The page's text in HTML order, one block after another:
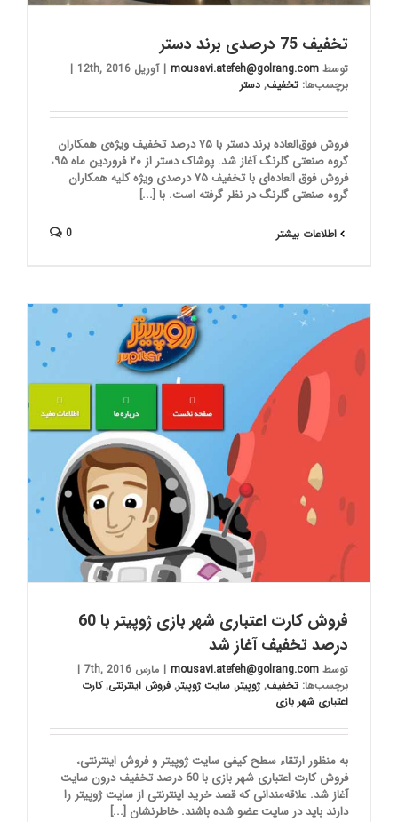
تخفیف 75 درصدی برند دستر
توسط mousavi.atefeh@golrang.com
| آوریل 12th, 2016
|
برچسب‌ها: تخفیف, دستر
فروش فوق‌العاده برند دستر با ۷۵ درصد تخفیف ویژه‌ی همکاران
گروه صنعتی گلرنگ آغاز شد. پوشاک دستر از ۲۰ فروردین ماه ۹۵،
فروش فوق العاده‌ای با تخفیف ۷۵ درصدی ویژه کلیه همکاران
گروه صنعتی گلرنگ در نظر گرفته است. با [...]
اطلاعات بیشتر 0
فروش کارت اعتباری شهر بازی ژوپیتر با 60
درصد تخفیف آغاز شد
توسط mousavi.atefeh@golrang.com
| مارس 7th, 2016
|
برچسب‌ها: تخفیف, ژوپیتر, سایت ژوپیتر, فروش اینترنتی,کارت
اعتباری شهر بازی
به منظور ارتقاء سطح کیفی سایت ژوپیتر و فروش اینترنتی،
فروش کارت اعتباری شهر بازی با 60 درصد تخفیف درون سایت
آغاز شد. علاقه‌مندانی که قصد خرید اینترنتی از سایت ژوپیتر را
دارند باید در سایت عضو شده باشند. خاطرنشان [...]